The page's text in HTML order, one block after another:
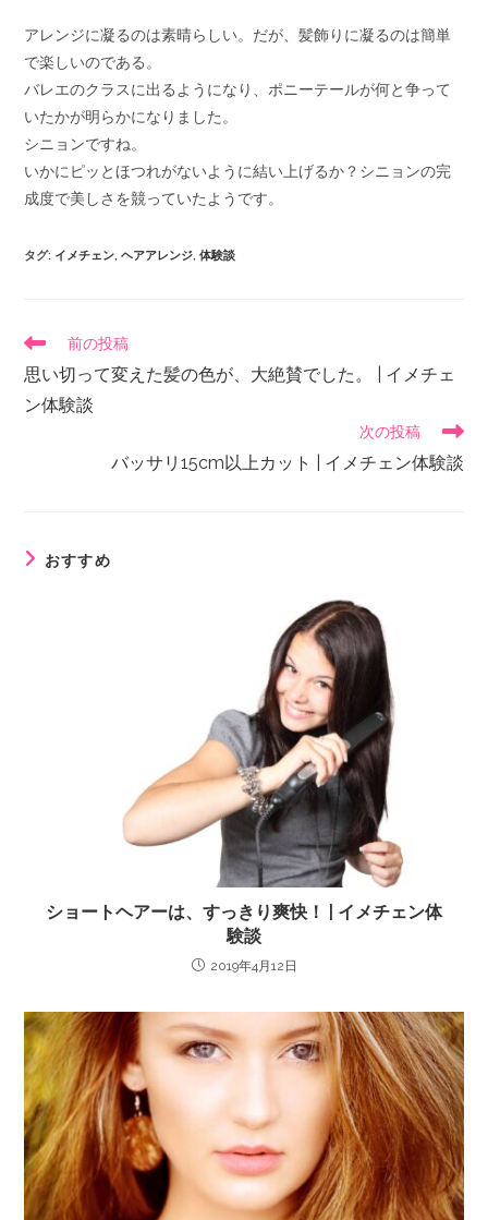
アレンジに凝るのは素晴らしい。だが、髪飾りに凝るのは簡単
で楽しいのである。
バレエのクラスに出るようになり、ポニーテールが何と争って
いたかが明らかになりました。
シニョンですね。
いかにピッとほつれがないように結い上げるか？シニョンの完
成度で美しさを競っていたようです。
タグ: イメチェン, ヘアアレンジ, 体験談
前の投稿
思い切って変えた髪の色が、大絶賛でした。 | イメチェ
ン体験談
次の投稿
バッサリ15cm以上カット | イメチェン体験談
おすすめ
ショートヘアーは、すっきり爽快！ | イメチェン体
験談
2019年4月12日